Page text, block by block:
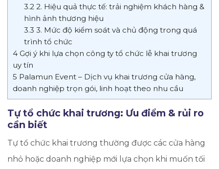
3.2 2. Hiệu quả thực tế: trải nghiệm khách hàng &
hình ảnh thương hiệu
3.3 3. Mức độ kiểm soát và chủ động trong quá
trình tổ chức
4 Gợi ý khi lựa chọn công ty tổ chức lễ khai trương
uy tín
5 Palamun Event – Dịch vụ khai trương cửa hàng,
doanh nghiệp trọn gói, linh hoạt theo nhu cầu
Tự tổ chức khai trương: Ưu điểm & rủi ro
cần biết
Tự tổ chức khai trương thường được các cửa hàng
nhỏ hoặc doanh nghiệp mới lựa chọn khi muốn tối